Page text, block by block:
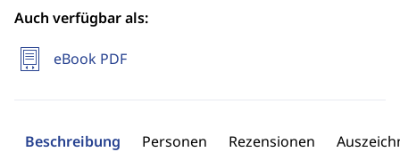
Auch verfügbar als:
eBook PDF
Beschreibung Personen Rezensionen